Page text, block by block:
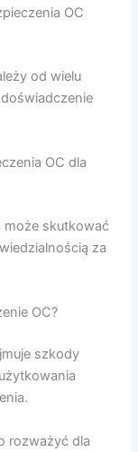
OC
od wielu
OC dla
może skutkować
za
OC?
szkody
rozważyć dla